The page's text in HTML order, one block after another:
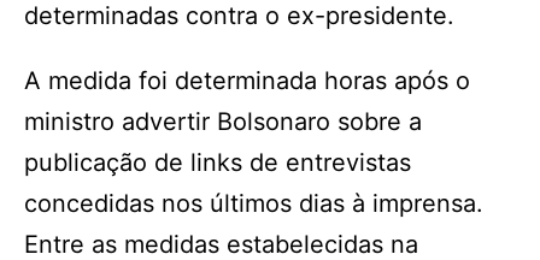
determinadas contra o ex-presidente.
A medida foi determinada horas após o
ministro advertir Bolsonaro sobre a
publicação de links de entrevistas
concedidas nos últimos dias à imprensa.
Entre as medidas estabelecidas na